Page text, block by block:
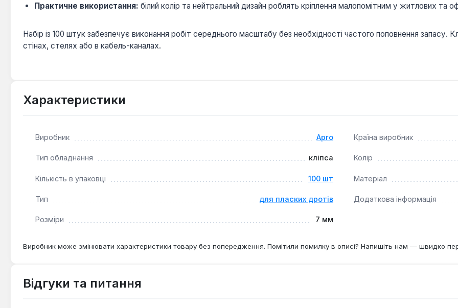
Практичне використання: білий колір та нейтральний дизайн роблять кріплення малопомітним у житлових та
Набір із 100 штук забезпечує виконання робіт середнього масштабу без необхідності частого поповнення запасу.
стінах, стелях або в кабель-каналах.
Характеристики
Виробник Apro Країна виробник
Тип обладнання кліпса Колір
Кількість в упаковці 100 шт Матеріал
Тип для пласких дротів Додаткова інформація
Розміри 7 мм
Виробник може змінювати характеристики товару без попередження. Помітили помилку в описі? Напишіть нам — швидко
Відгуки та питання